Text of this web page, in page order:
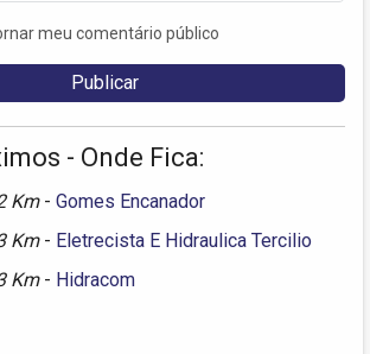
meu comentário público
- Onde Fica:
Km - Gomes Encanador
Km - Eletrecista E Hidraulica Tercilio
Km - Hidracom